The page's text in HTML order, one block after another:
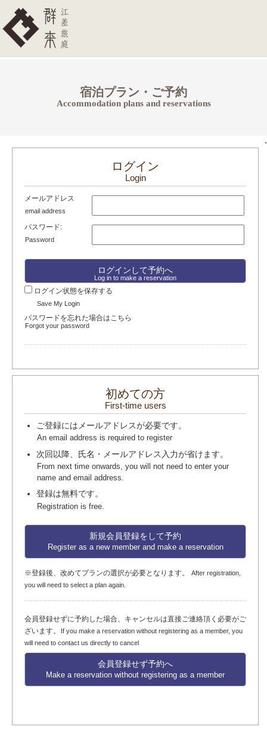
宿泊プラン・ご予約
Accommodation plans and reservations
ログイン
Login
メールアドレス
email address
パスワード:
Password
Log in to make a reservation
ログイン状態を保存する
Save My Login
パスワードを忘れた場合はこちら
Forgot your password
初めての方
First-time users
ご登録にはメールアドレスが必要です。
An email address is required to register
次回以降、氏名・メールアドレス入力が省けます。
From next time onwards, you will not need to enter your
name and email address.
登録は無料です。
Registration is free.
新規会員登録をして予約
Register as a new member and make a reservation
※登録後、改めてプランの選択が必要となります。
After registration,
you will need to select a plan again.
会員登録せずに予約した場合、キャンセルは直接ご連絡頂く必要がご
ざいます。
If you make a reservation without registering as a member, you
will need to contact us directly to cancel
会員登録せず予約へ
Make a reservation without registering as a member
.